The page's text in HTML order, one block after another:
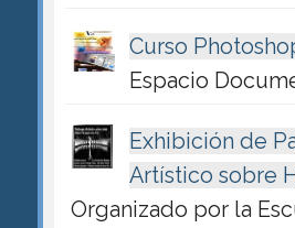
Curso
Espacio
Exhibición de
Artístico sobre
Organizado por la